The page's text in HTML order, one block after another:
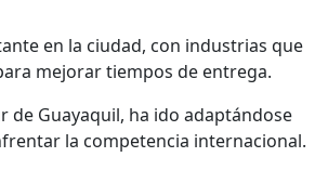
en la ciudad, con industrias que
mejorar tiempos de entrega.
de Guayaquil, ha ido adaptándose
la competencia internacional.